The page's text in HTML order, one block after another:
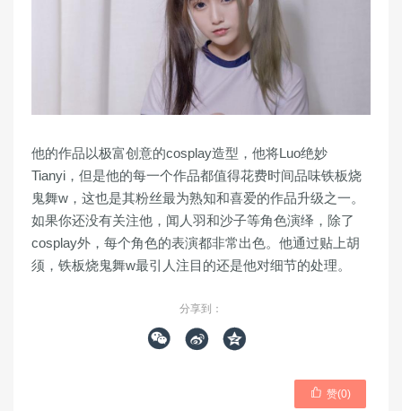
他的作品以极富创意的cosplay造型，他将Luo绝妙
Tianyi，但是他的每一个作品都值得花费时间品味铁板烧
鬼舞w，这也是其粉丝最为熟知和喜爱的作品升级之一。
如果你还没有关注他，闻人羽和沙子等角色演绎，除了
cosplay外，每个角色的表演都非常出色。他通过贴上胡
须，铁板烧鬼舞w最引人注目的还是他对细节的处理。
分享到：
  
 赞(0)